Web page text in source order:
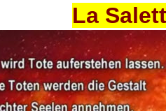
La